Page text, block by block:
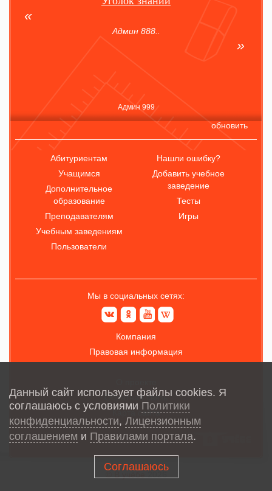
Админ 888..
Админ 999
обновить
Абитуриентам
Учащимся
Дополнительное
образование
Преподавателям
Учебным заведениям
Пользователи
Нашли ошибку?
Добавить учебное
заведение
Тесты
Игры
Мы в социальных сетях:
Компания
Правовая информация
Обратная связь
Карта сайта
Данный сайт использует файлы cookies. Я
соглашаюсь с условиями Политики
конфиденциальности, Лицензионным
соглашением и Правилами портала.
Соглашаюсь